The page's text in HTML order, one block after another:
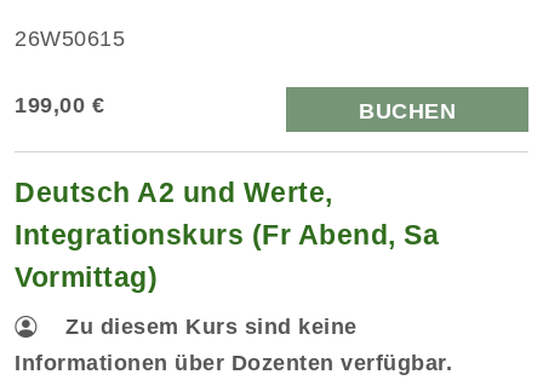
26W50615
199,00 € BUCHEN
Deutsch A2 und Werte,
Integrationskurs (Fr Abend, Sa
Vormittag)
Zu diesem Kurs sind keine
Informationen über Dozenten verfügbar.